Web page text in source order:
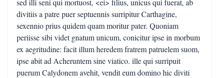
sed illi seni qui mortuost, <ei> filius, unicus qui fuerat, ab
divitiis a patre puer septuennis surripitur Carthagine,
sexennio prius quidem quam moritur pater. Quoniam
periisse sibi videt gnatum unicum, conicitur ipse in morbum
ex aegritudine: facit illum heredem fratrem patruelem suom,
ipse abit ad Acheruntem sine viatico. ille qui surripuit
puerum Calydonem avehit, vendit eum domino hic diviti